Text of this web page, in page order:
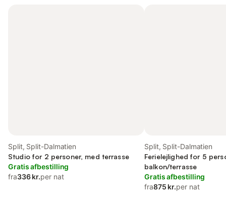
Split, Split-Dalmatien
Studio for 2 personer, med terrasse
Gratis afbestilling
fra336 kr.per nat
Split, Split-Dalmatien
Ferielejlighed for 5
balkon/terrasse
Gratis afbestilling
fra875 kr.per nat